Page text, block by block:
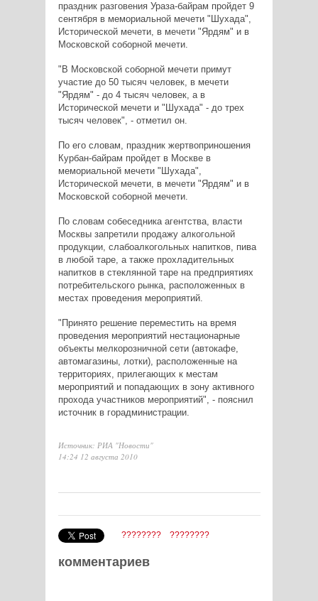
праздник разговения Ураза-байрам пройдет 9
сентября в мемориальной мечети "Шухада",
Исторической мечети, в мечети "Ярдям" и в
Московской соборной мечети.
"В Московской соборной мечети примут
участие до 50 тысяч человек, в мечети
"Ярдям" - до 4 тысяч человек, а в
Исторической мечети и "Шухада" - до трех
тысяч человек", - отметил он.
По его словам, праздник жертвоприношения
Курбан-байрам пройдет в Москве в
мемориальной мечети "Шухада",
Исторической мечети, в мечети "Ярдям" и в
Московской соборной мечети.
По словам собеседника агентства, власти
Москвы запретили продажу алкогольной
продукции, слабоалкогольных напитков, пива
в любой таре, а также прохладительных
напитков в стеклянной таре на предприятиях
потребительского рынка, расположенных в
местах проведения мероприятий.
"Принято решение переместить на время
проведения мероприятий нестационарные
объекты мелкорозничной сети (автокафе,
автомагазины, лотки), расположенные на
территориях, прилегающих к местам
мероприятий и попадающих в зону активного
прохода участников мероприятий", - пояснил
источник в горадминистрации.
Источник: РИА "Новости"
14:24 12 августа 2010
???????? ????????
комментариев